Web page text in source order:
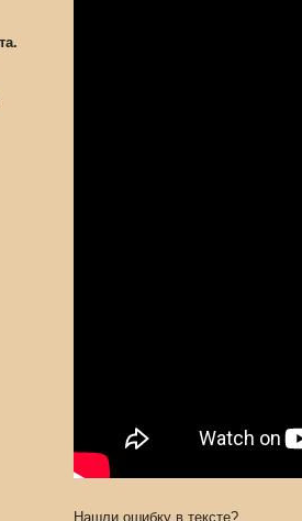
Нашли ошибку в тексте?